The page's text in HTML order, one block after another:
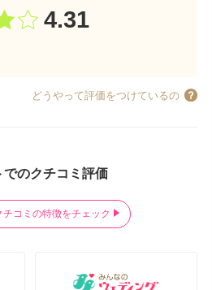
4.31
どうやって評価をつけているの
でのクチコミ評価
コミの特徴をチェック